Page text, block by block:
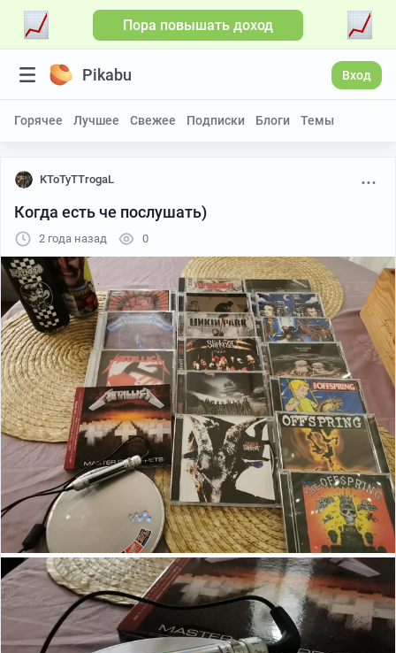
Пора повышать доход
Pikabu Вход
Горячее Лучшее Свежее Подписки Блоги Темы
KToTyTTrogaL
Когда есть че послушать)
2 года назад 0